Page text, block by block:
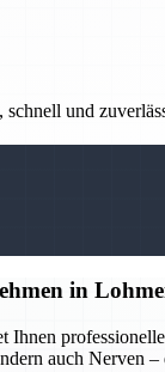
und
in
auch Nerven